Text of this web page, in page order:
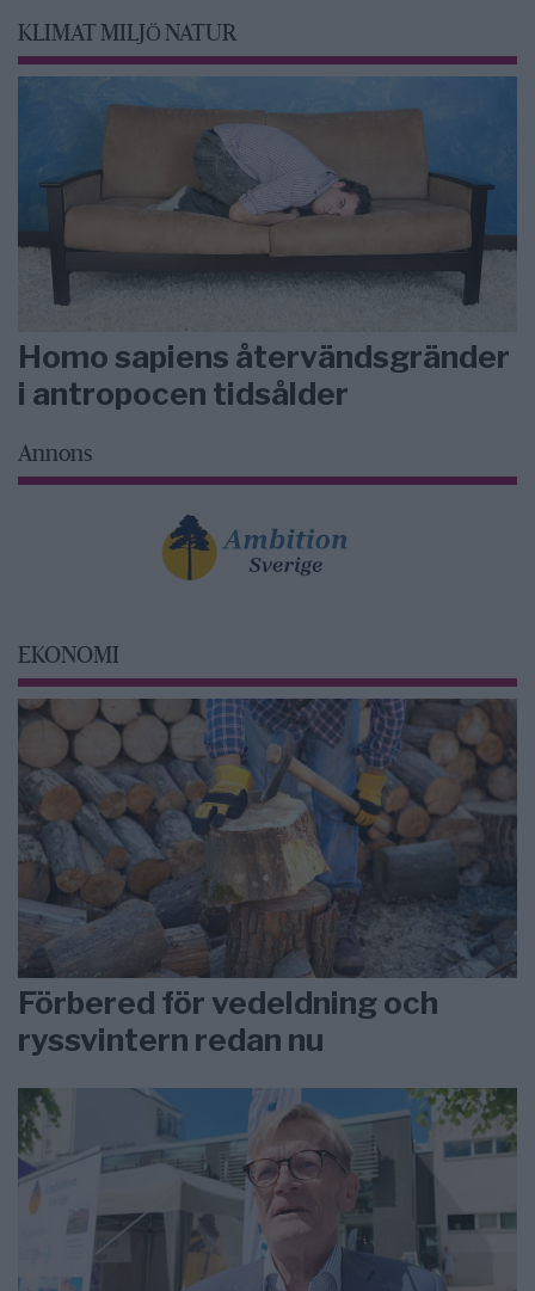
KLIMAT MILJÖ NATUR
Homo sapiens återvändsgränder
i antropocen tidsålder
Annons
EKONOMI
Förbered för vedeldning och
ryssvintern redan nu